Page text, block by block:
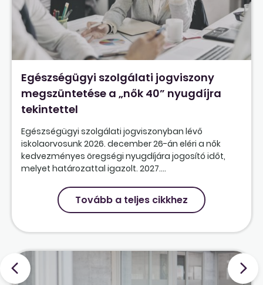
Egészségügyi szolgálati jogviszony
megszüntetése a „nők 40” nyugdíjra
tekintettel
Egészségügyi szolgálati jogviszonyban lévő
iskolaorvosunk 2026. december 26-án eléri a nők
kedvezményes öregségi nyugdíjára jogosító időt,
melyet határozattal igazolt. 2027....
Tovább a teljes cikkhez